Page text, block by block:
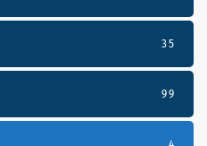
35
99